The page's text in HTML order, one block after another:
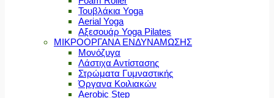
Τουβλάκια Yoga
Aerial Yoga
Αξεσουάρ Yoga Pilates
ΜΙΚΡΟΟΡΓΑΝΑ ΕΝΔΥΝΑΜΩΣΗΣ
Μονόζυγα
Λάστιχα Αντίστασης
Στρώματα Γυμναστικής
Όργανα Κοιλιακών
Aerobic Step